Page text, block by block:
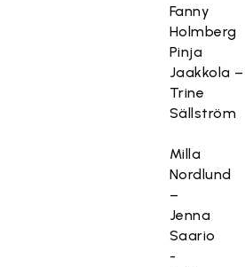
Fanny
Holmberg
Pinja
Jaakkola –
Trine
Sällström
Milla
Nordlund
–
Jenna
Saario
-